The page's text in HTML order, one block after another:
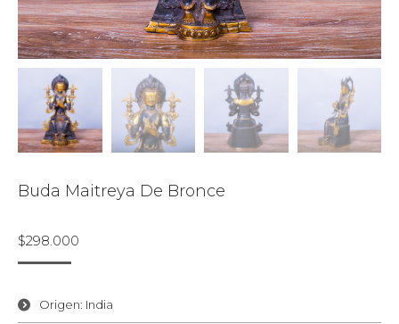
Buda Maitreya De Bronce
$298.000
Origen: India